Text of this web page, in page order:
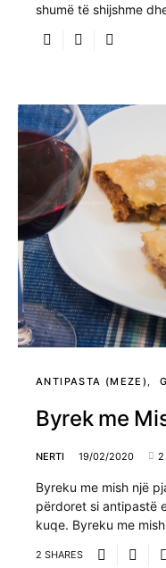
shumë të shijshme
ANTIPASTA (MEZE)
Byrek me
NERTI 19/02/2020 2
Byreku me mish një
përdoret si antipastë
kuqe. Byreku me
2 SHARES